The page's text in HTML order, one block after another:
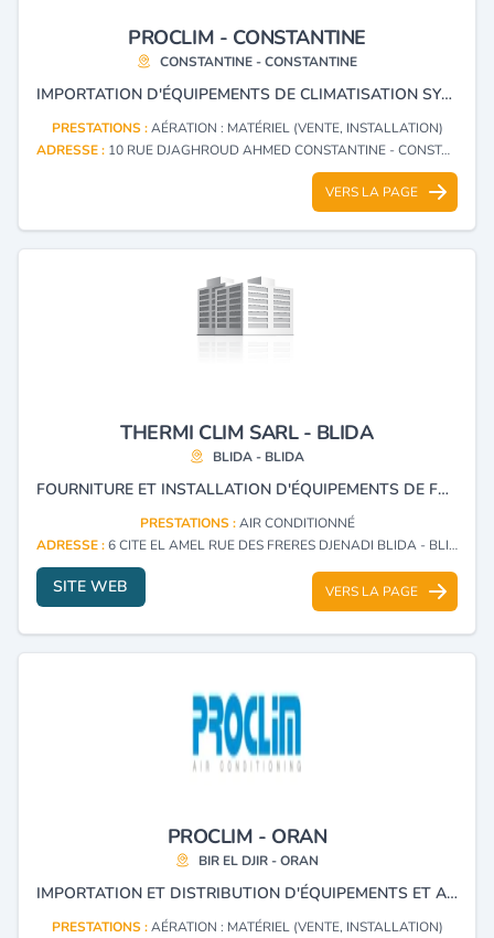
PROCLIM - CONSTANTINE
CONSTANTINE - CONSTANTINE
IMPORTATION D'ÉQUIPEMENTS DE CLIMATISATION SYSTÈME HVAC.
PRESTATIONS :AÉRATION : MATÉRIEL (VENTE, INSTALLATION)
ADRESSE : 10 RUE DJAGHROUD AHMED CONSTANTINE - CONSTANTINE
VERS LA PAGE
THERMI CLIM SARL - BLIDA
BLIDA - BLIDA
FOURNITURE ET INSTALLATION D'ÉQUIPEMENTS DE FROID, RÉFRIGÉRATION ET DE CLIMATISATION CONDITIONNEMENT D'AIR ÉTUDES ET RÉALISATION ASSISTANCE ET SERVICE APRÈS VENTE EQUIPEMENTS D'ÉNERGIE SOLAIRE CHAUFFAGE PLOMBERIE SANITAIRE FROID INDUSTRIEL
PRESTATIONS :AIR CONDITIONNÉ
ADRESSE :6 CITE EL AMEL RUE DES FRERES DJENADI BLIDA - BLIDA
SITE WEB VERS LA PAGE
PROCLIM - ORAN
BIR EL DJIR - ORAN
IMPORTATION ET DISTRIBUTION D'ÉQUIPEMENTS ET ACCESSOIRES DE CLIMATISATION ET VENTILATION.
PRESTATIONS :AÉRATION : MATÉRIEL (VENTE, INSTALLATION)